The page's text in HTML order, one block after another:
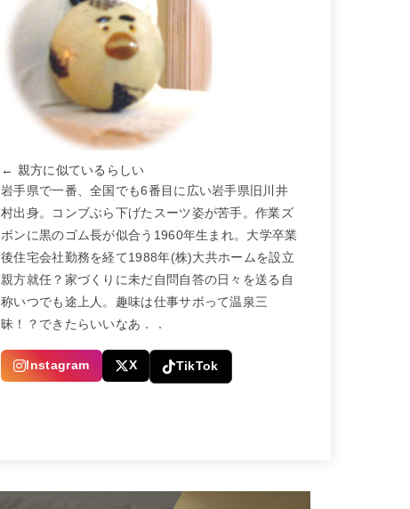
← 親方に似ているらしい
岩手県で一番、全国でも6番目に広い岩手県旧川井
村出身。コンブぶら下げたスーツ姿が苦手。作業ズ
ボンに黒のゴム長が似合う1960年生まれ。大学卒業
後住宅会社勤務を経て1988年(株)大共ホームを設立
親方就任？家づくりに未だ自問自答の日々を送る自
称いつでも途上人。趣味は仕事サボって温泉三
昧！？できたらいいなあ．．
Instagram X TikTok